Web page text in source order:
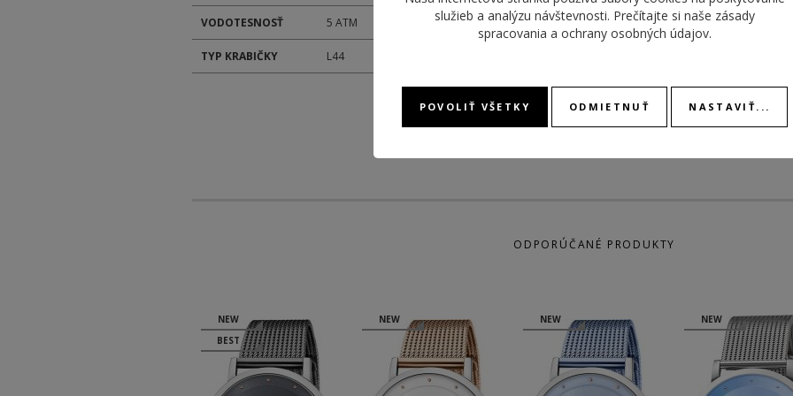
VODOTESNOSŤ 5 ATM
TYP KRABIČKY L44
ROZMER PUZDRA 35 mm
ODPORÚČANÉ PRODUKTY
NEW
BEST
NEW NEW NEW
služieb a analýzu návštevnosti. Prečítajte si naše zásady
spracovania a ochrany osobných údajov.
POVOLIŤ VŠETKY ODMIETNUŤ NASTAVIŤ...